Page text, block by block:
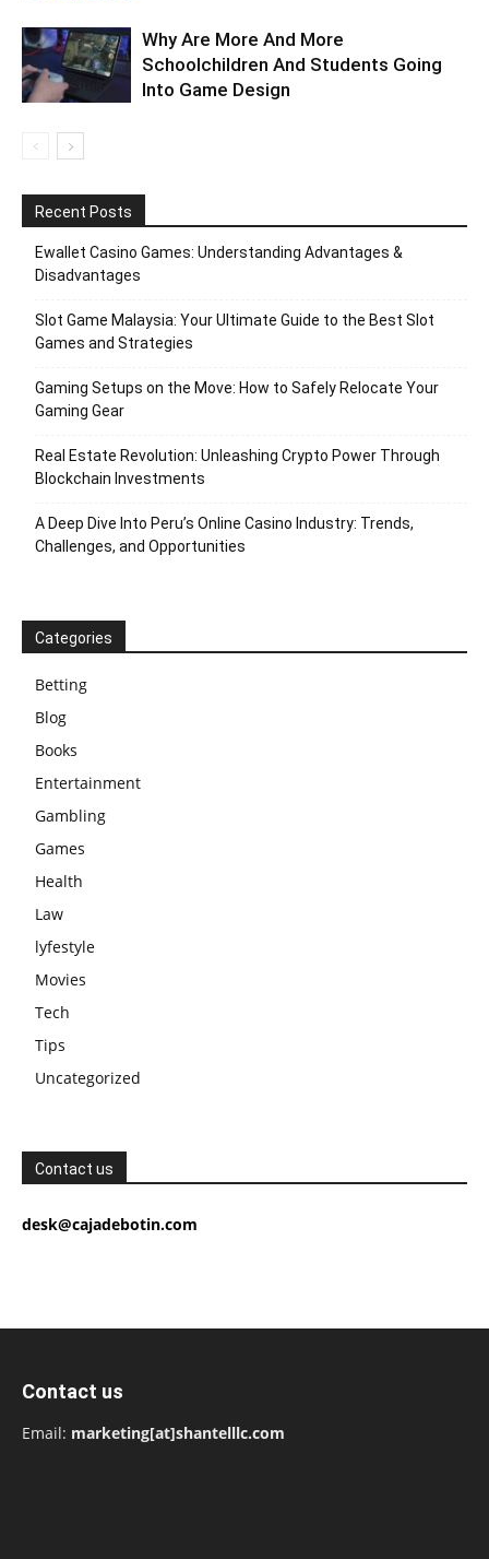
Why Are More And More
Schoolchildren And Students Going
Into Game Design
Recent Posts
Ewallet Casino Games: Understanding Advantages &
Disadvantages
Slot Game Malaysia: Your Ultimate Guide to the Best Slot
Games and Strategies
Gaming Setups on the Move: How to Safely Relocate Your
Gaming Gear
Real Estate Revolution: Unleashing Crypto Power Through
Blockchain Investments
A Deep Dive Into Peru’s Online Casino Industry: Trends,
Challenges, and Opportunities
Categories
Betting
Blog
Books
Entertainment
Gambling
Games
Health
Law
lyfestyle
Movies
Tech
Tips
Uncategorized
Contact us
desk@cajadebotin.com
Contact us
Email: marketing[at]shantelllc.com